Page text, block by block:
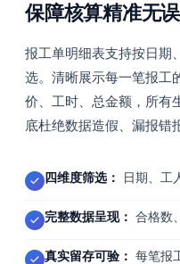
保障核算精准无误
报工单明细表支持按日期
选。清晰展示每一笔报工
价、工时、总金额，所有
底杜绝数据造假、漏报错
四维度筛选： 日期、工
完整数据呈现： 合格数
真实留存可验： 每笔报